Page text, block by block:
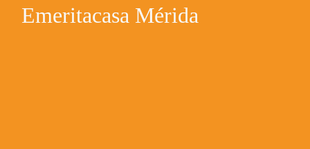
Emeritacasa Mérida